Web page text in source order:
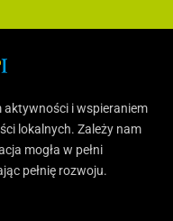
aktywności i wspieraniem
lokalnych. Zależy nam
mogła w pełni
pełnię rozwoju.